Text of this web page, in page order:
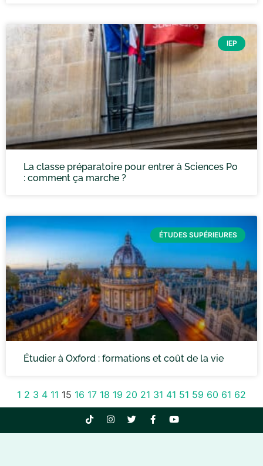
IEP
La classe préparatoire pour entrer à Sciences Po
: comment ça marche ?
ÉTUDES SUPÉRIEURES
Étudier à Oxford : formations et coût de la vie
1 2 3 4 11 15 16 17 18 19 20 21 31 41 51 59 60 61 62